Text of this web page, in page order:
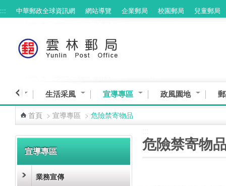
跳到主要內容區塊
::: 中華郵政全球資訊網 網站導覽 企業郵局 校園郵局 兒童郵局
專區 生活采風 宣導專區 政風園地
首頁 > 宣導專區 > 危險禁寄物品
宣導專區
業務宣傳
危險禁寄物